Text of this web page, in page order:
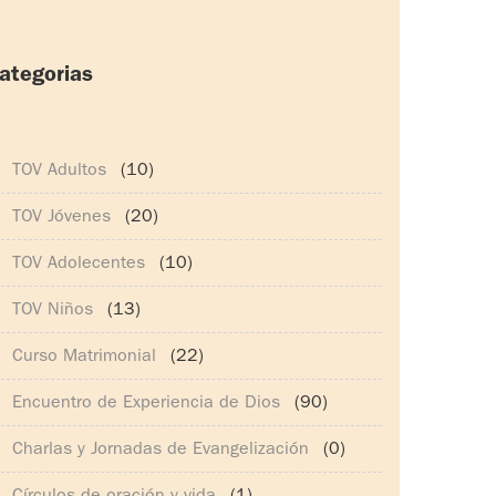
TOV Adultos (10)
TOV Adolecentes (10)
TOV Niños (13)
Curso Matrimonial (22)
TOV Jóvenes (20)
Encuentro de Experiencia de Dios (90)
Charlas y Jornadas de Evangelización (0)